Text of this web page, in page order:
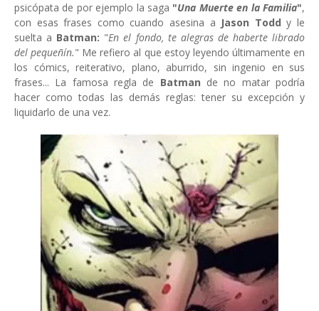
psicópata de por ejemplo la saga "Una Muerte en la Familia",
con esas frases como cuando asesina a Jason Toddy le
suelta a Batman: "En el fondo, te alegras de haberte librado
del pequeñín." Me refiero al que estoy leyendo últimamente en
los cómics, reiterativo, plano, aburrido, sin ingenio en sus
frases... La famosa regla de Batman de no matar podría
hacer como todas las demás reglas: tener su excepción y
liquidarlo de una vez.